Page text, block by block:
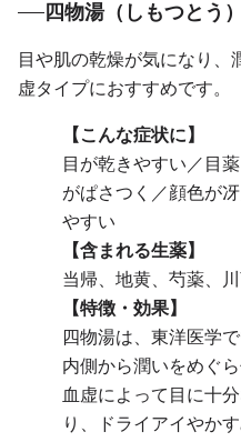
四物湯（しもつとう）
目や肌の乾燥が気になり、
虚タイプにおすすめです。
【こんな症状に】
目が乾きやすい／目
がぱさつく／顔色が
やすい
【含まれる生薬】
当帰、地黄、芍薬、
【特徴・効果】
四物湯は、東洋医学
内側から潤いをめぐ
血虚によって目に十
り、ドライアイやか